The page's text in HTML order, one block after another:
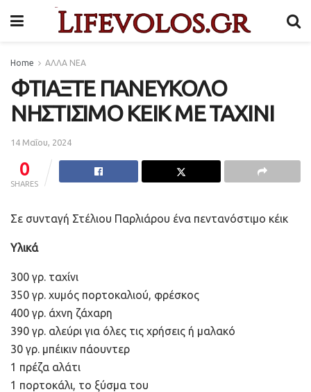
Home ΑΛΛΑ ΝΕΑ
ΦΤΙΑΞΤΕ ΠΑΝΕΥΚΟΛΟ
ΝΗΣΤΙΣΙΜΟ ΚΕΙΚ ΜΕ ΤΑΧΙΝΙ
14 Μαΐου, 2024
0
SHARES
Σε συνταγή Στέλιου Παρλιάρου ένα πεντανόστιμο κέικ
Υλικά
300 γρ. ταχίνι
350 γρ. χυμός πορτοκαλιού, φρέσκος
400 γρ. άχνη ζάχαρη
390 γρ. αλεύρι για όλες τις χρήσεις ή μαλακό
30 γρ. μπέικιν πάουντερ
1 πρέζα αλάτι
1 πορτοκάλι, το ξύσμα του